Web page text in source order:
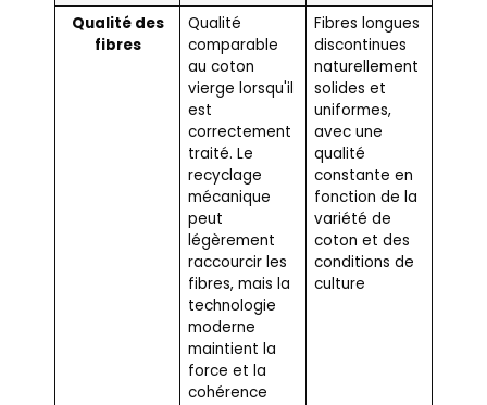
Qualité des
fibres
Qualité
comparable
au coton
vierge lorsqu'il
est
correctement
traité. Le
recyclage
mécanique
peut
légèrement
raccourcir les
fibres, mais la
technologie
moderne
maintient la
force et la
cohérence
Fibres longues
discontinues
naturellement
solides et
uniformes,
avec une
qualité
constante en
fonction de la
variété de
coton et des
conditions de
culture